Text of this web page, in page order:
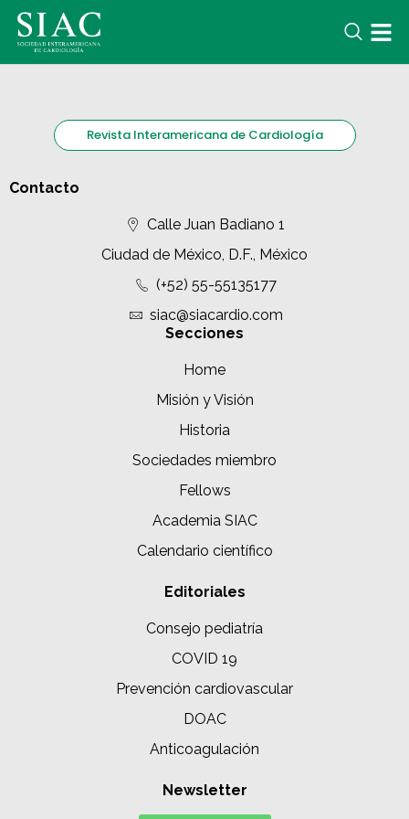
Revista Interamericana de Cardiología
Contacto
Calle Juan Badiano 1
Ciudad de México, D.F., México
(+52) 55-55135177
siac@siacardio.com
Secciones
Home
Misión y Visión
Historia
Sociedades miembro
Fellows
Academia SIAC
Calendario científico
Editoriales
Consejo pediatría
COVID 19
Prevención cardiovascular
DOAC
Anticoagulación
Newsletter